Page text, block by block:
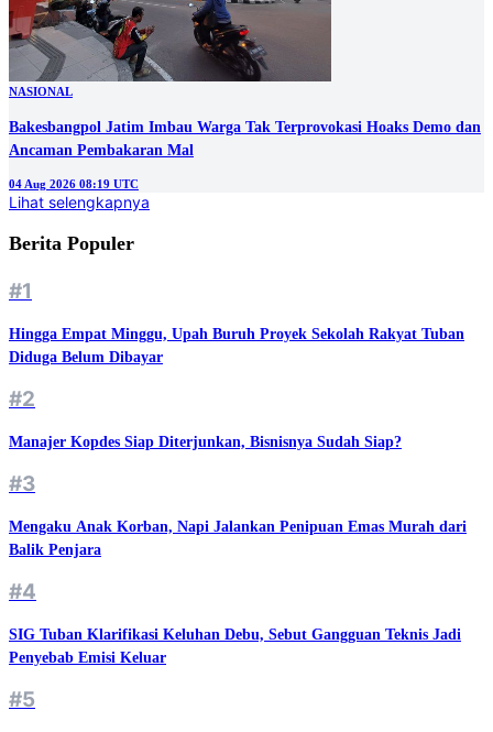
NASIONAL
Bakesbangpol Jatim Imbau Warga Tak Terprovokasi Hoaks Demo dan
Ancaman Pembakaran Mal
04 Aug 2026 08:19 UTC
Lihat selengkapnya
Berita Populer
#1
Hingga Empat Minggu, Upah Buruh Proyek Sekolah Rakyat Tuban
Diduga Belum Dibayar
#2
Manajer Kopdes Siap Diterjunkan, Bisnisnya Sudah Siap?
#3
Mengaku Anak Korban, Napi Jalankan Penipuan Emas Murah dari
Balik Penjara
#4
SIG Tuban Klarifikasi Keluhan Debu, Sebut Gangguan Teknis Jadi
Penyebab Emisi Keluar
#5